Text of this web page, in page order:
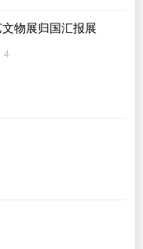
物展归国汇报展
4